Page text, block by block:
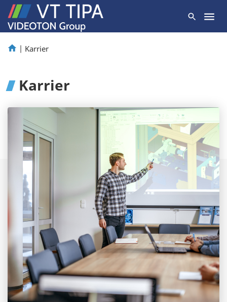
| Karrier
Karrier